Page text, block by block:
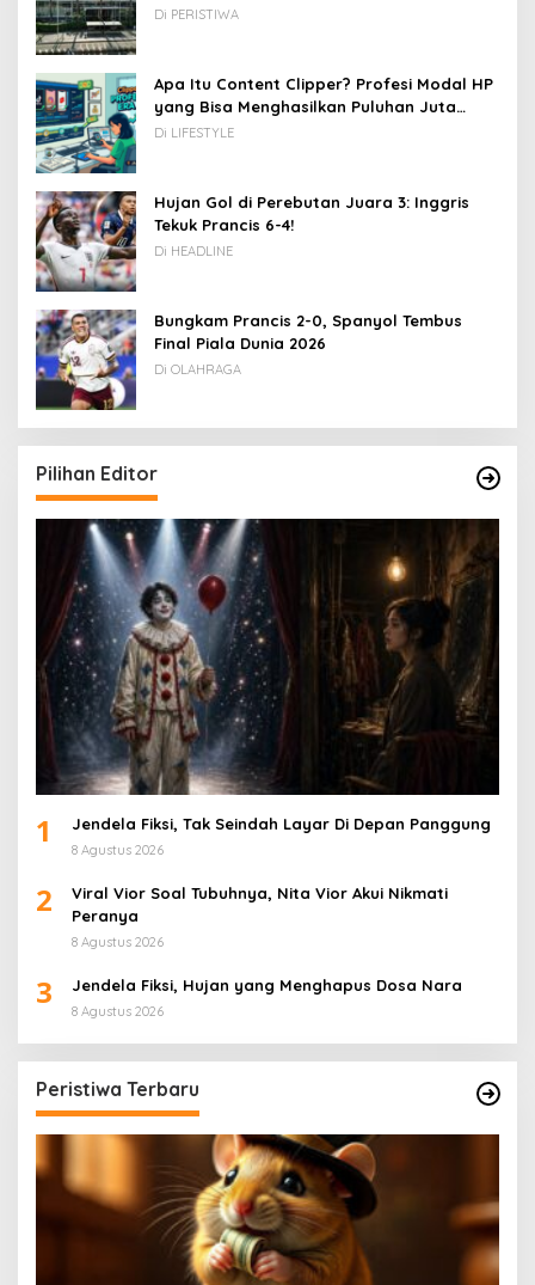
Di PERISTIWA
Apa Itu Content Clipper? Profesi Modal HP
yang Bisa Menghasilkan Puluhan Juta
Rupiah
Di LIFESTYLE
Hujan Gol di Perebutan Juara 3: Inggris
Tekuk Prancis 6-4!
Di HEADLINE
Bungkam Prancis 2-0, Spanyol Tembus
Final Piala Dunia 2026
Di OLAHRAGA
Pilihan Editor
1 Jendela Fiksi, Tak Seindah Layar Di Depan Panggung
8 Agustus 2026
2
Viral Vior Soal Tubuhnya, Nita Vior Akui Nikmati
Peranya
8 Agustus 2026
3 Jendela Fiksi, Hujan yang Menghapus Dosa Nara
8 Agustus 2026
Peristiwa Terbaru